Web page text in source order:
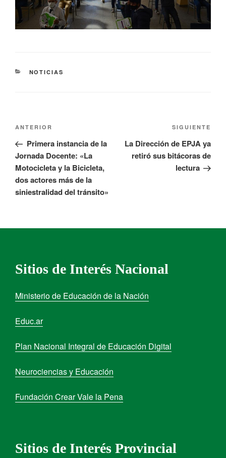
NOTICIAS
ANTERIOR
Primera instancia de la
Jornada Docente: «La
Motocicleta y la Bicicleta,
dos actores más de la
siniestralidad del tránsito»
SIGUIENTE
La Dirección de EPJA ya
retiró sus bitácoras de
lectura
Sitios de Interés Nacional
Ministerio de Educación de la Nación
Educ.ar
Plan Nacional Integral de Educación Digital
Neurociencias y Educación
Fundación Crear Vale la Pena
Sitios de Interés Provincial